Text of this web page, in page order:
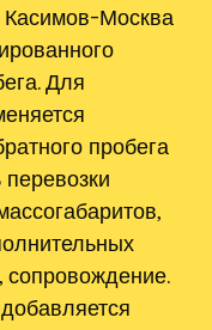
Касимов-Москва
Для
пробега
перевозки
сопровождение.